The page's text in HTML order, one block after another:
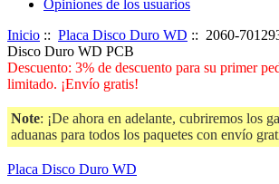
Opiniones de los usuarios
Inicio :: Placa Disco Duro WD :: 2060-
Disco Duro WD PCB
Descuento: 3% de descuento para su primer
limitado. ¡Envío gratis!
Note: ¡De ahora en adelante, cubriremos los
aduanas para todos los paquetes con envío
Placa Disco Duro WD